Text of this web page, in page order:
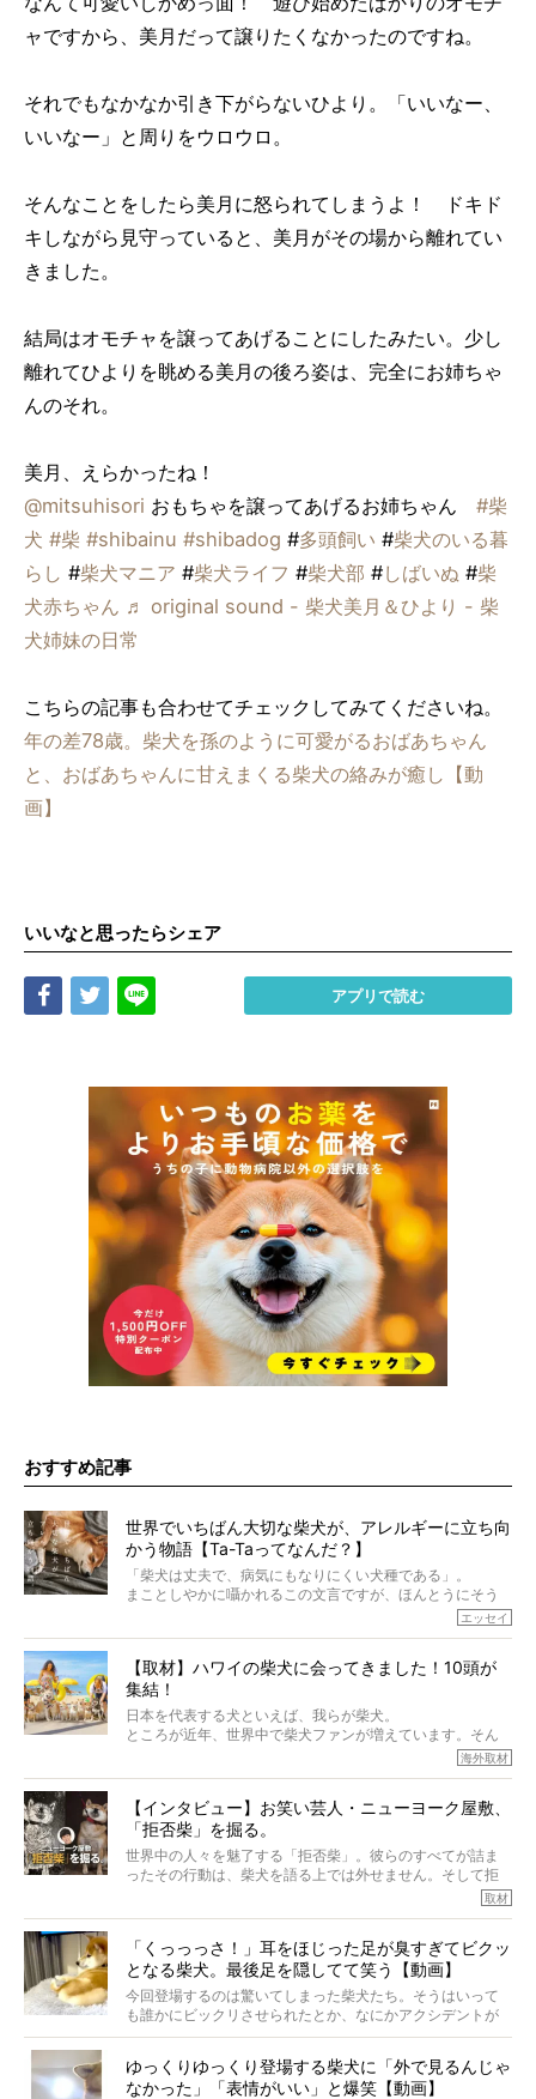
ャですから、美月だって譲りたくなかったのですね。
それでもなかなか引き下がらないひより。「いいなー、
いいなー」と周りをウロウロ。
そんなことをしたら美月に怒られてしまうよ！ ドキド
キしながら見守っていると、美月がその場から離れてい
きました。
結局はオモチャを譲ってあげることにしたみたい。少し
離れてひよりを眺める美月の後ろ姿は、完全にお姉ちゃ
んのそれ。
美月、えらかったね！
@mitsuhisori おもちゃを譲ってあげるお姉ちゃん #柴
犬 #柴 #shibainu #shibadog #多頭飼い #柴犬のいる暮
らし #柴犬マニア #柴犬ライフ #柴犬部 #しばいぬ #柴
犬赤ちゃん ♬ original sound - 柴犬美月＆ひより - 柴
犬姉妹の日常
こちらの記事も合わせてチェックしてみてくださいね。
年の差78歳。柴犬を孫のように可愛がるおばあちゃん
と、おばあちゃんに甘えまくる柴犬の絡みが癒し【動
画】
いいなと思ったらシェア
Share Tweet アプリで読む
おすすめ記事
世界でいちばん大切な柴犬が、アレルギーに立ち向
かう物語【Ta-Taってなんだ？】
「柴犬は丈夫で、病気にもなりにくい犬種である」。
まことしやかに囁かれるこの文言ですが、ほんとうにそう
もちろん、犬種としての完成度がとてつもなく高い柴犬だ
でも、いざそれぞれの個体を見ていくと、丈夫で病気にも
なりにくい、とは言えないような気もするのです。
実際に「病気にならない」などということはないし、飼い
主はそのためにやるべきことがある。
今回は、柴犬に関わる方たちすべてに読んで欲しい、ある
ご本人からのレポートは、愛情たっぷりで示唆に富んだ物
語でした。
※文章はご本人の了承を得て編集しています
※画像はすべてイメージです
※この記事は個人の感想であり、効果・効能を示すものではありません
エッセイ
【取材】ハワイの柴犬に会ってきました！10頭が
集結！
日本を代表する犬といえば、我らが柴犬。
ところが近年、世界中で柴犬ファンが増えています。そん
な中「柴犬ライフ」が目をつけたのは、南の楽園ハワイ。
柴犬オーナーが多く、定期的にオフ会まで開催されている
そんな噂を聞きつけ、今回はハワイの柴犬たちを取材して
きました！
海外取材
【インタビュー】お笑い芸人・ニューヨーク屋敷、
「拒否柴」を掘る。
世界中の人々を魅了する「拒否柴」。彼らのすべてが詰ま
ったその行動は、柴犬を語る上では外せません。そして拒
否柴がここまで話題になるのは、“映える”ことも理由のひと
がるのでしょうか。
最近版画製作を始めた、お笑いコンビ「ニューヨーク」の
屋敷裕政さんに、拒否柴を掘っていただきました！ イン
タビューと合わせてご覧ください。
取材
「くっっっさ！」耳をほじった足が臭すぎてビクッ
となる柴犬。最後足を隠してて笑う【動画】
今回登場するのは驚いてしまった柴犬たち。そうはいって
も誰かにビックリさせられたとか、なにかアクシデントが
起きたとか、そういうことが原因ではありません。全ての
ゆっくりゆっくり登場する柴犬に「外で見るんじゃ
なかった」「表情がいい」と爆笑【動画】